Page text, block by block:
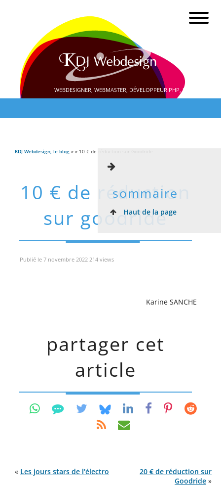
WEBDESIGNER, WEBMASTER, DÉVELOPPEUR PHP, SEO
KDJ Webdesign, le blog » » 10 € de réduction sur Goodride
10 € de réduction
sur goodride
sommaire
Haut de la page
Publié le 7 novembre 2022 214 views
Karine SANCHE
partager cet
article
« Les jours stars de l'électro
20 € de réduction sur
Goodride »